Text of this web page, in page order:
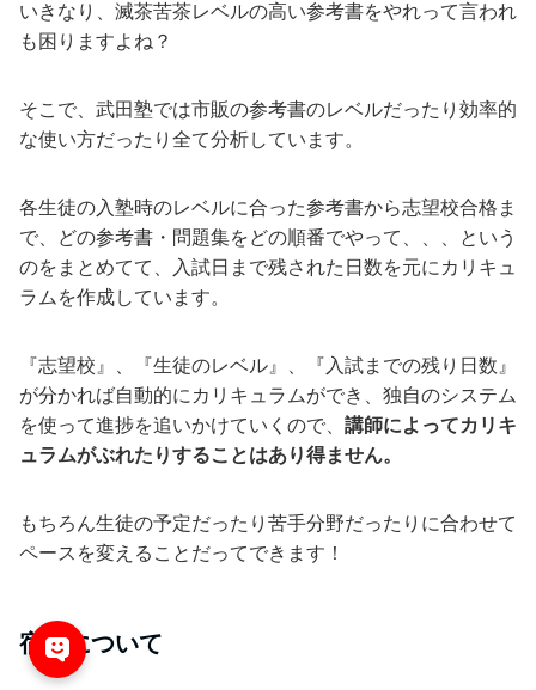
いきなり、滅茶苦茶レベルの高い参考書をやれって言われ
も困りますよね？
そこで、武田塾では市販の参考書のレベルだったり効率的
な使い方だったり全て分析しています。
各生徒の入塾時のレベルに合った参考書から志望校合格ま
で、どの参考書・問題集をどの順番でやって、、、という
のをまとめてて、入試日まで残された日数を元にカリキュ
ラムを作成しています。
『志望校』、『生徒のレベル』、『入試までの残り日数』
が分かれば自動的にカリキュラムができ、独自のシステム
を使って進捗を追いかけていくので、 講師によってカリキ
ュラムがぶれたりすることはあり得ません。
もちろん生徒の予定だったり苦手分野だったりに合わせて
ペースを変えることだってできます！
宿題について